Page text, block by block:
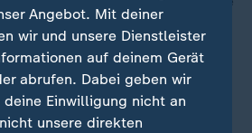
nach Rumänien.
Donnerstagabend einen
Angebot. Mit deiner
wir und unsere Dienstleister
auf deinem Gerät
abrufen. Dabei geben wir
deine Einwilligung nicht an
unsere direkten